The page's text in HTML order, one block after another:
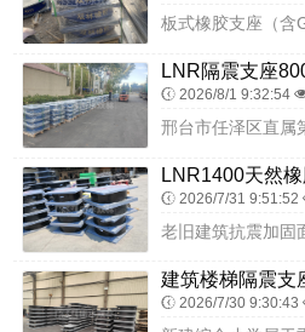
2026/8/1 9:32:54
2026/7/31 9:51:52
2026/7/30 9:30:43